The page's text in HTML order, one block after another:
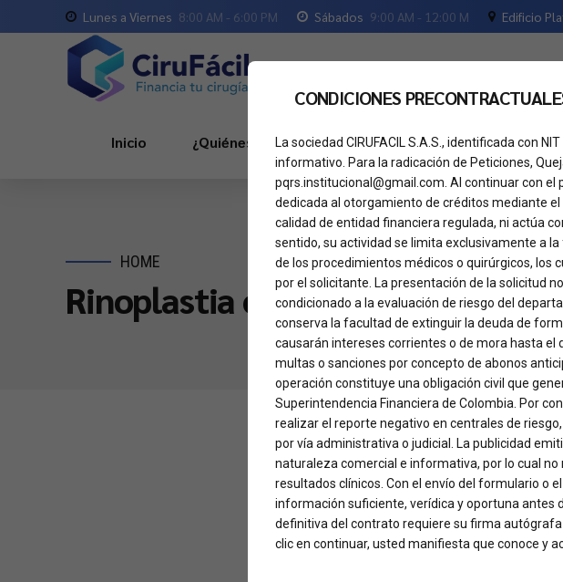
Lunes a Viernes 8:00 AM - 6:00 PM Sábados 9:00 AM - 12:00 M Edificio
Inicio ¿Quiénes Somos? Servicios Tu crédito
HOME
Rinoplastia con Técnica Fast
CONDICIONES
La sociedad CIRUFACIL S.A.S., identificada con
informativo. Para la radicación de Peticiones,
pqrs.institucional@gmail.com. Al continuar con el
dedicada al otorgamiento de créditos mediante
calidad de entidad financiera regulada, ni actúa
sentido, su actividad se limita exclusivamente a
de los procedimientos médicos o quirúrgicos, los
por el solicitante. La presentación de la solicitud
condicionado a la evaluación de riesgo del
conserva la facultad de extinguir la deuda de
causarán intereses corrientes o de mora hasta el
multas o sanciones por concepto de abonos
operación constituye una obligación civil que
Superintendencia Financiera de Colombia. Por
realizar el reporte negativo en centrales de
por vía administrativa o judicial. La publicidad
naturaleza comercial e informativa, por lo cual
resultados clínicos. Con el envío del formulario o
información suficiente, verídica y oportuna antes
definitiva del contrato requiere su firma
clic en continuar, usted manifiesta que conoce y